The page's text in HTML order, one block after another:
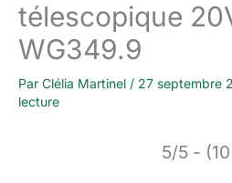
télescopique
WG349.9
Par Clélia Martinel / 27 septembre
lecture
5/5 -